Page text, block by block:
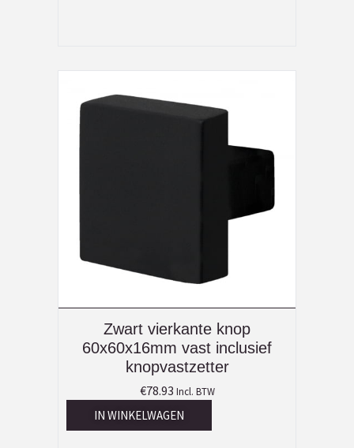
Zwart vierkante knop
60x60x16mm vast inclusief
knopvastzetter
€78.93 Incl. BTW
IN WINKELWAGEN